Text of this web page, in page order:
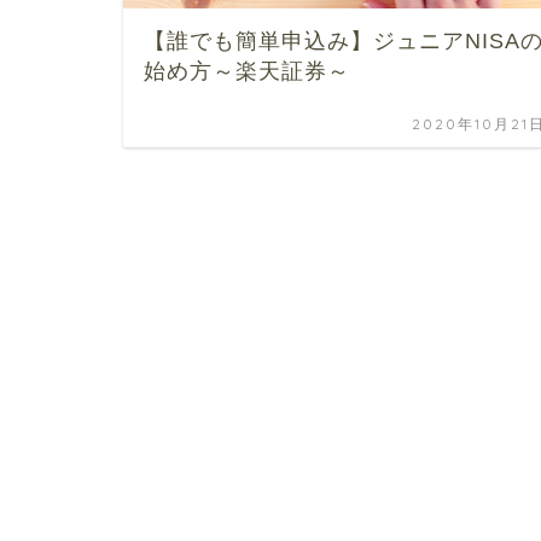
【誰でも簡単申込み】ジュニアNISA
始め方～楽天証券～
2020年10月21